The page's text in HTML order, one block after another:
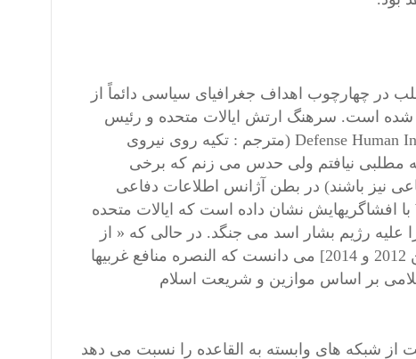
در چهارچوب اهداف جغرافیای سیاسی دائماً از
شده است. سرهنگ ارتش ایالات متحده و رئیس
پیشین آژانس اطلاعات دفاعی انسانی Defense Human Intelligence Service (DHS) (مترجم : تکیه روی نیروی
مطلبی نیافتم ولی حدس می زنم که برخی
نیز باشند) در بطن آژانس اطلاعات دفاعی
Defense Intelligence Agency (DIA) پاتریک لانگ W. Patrick Lang با افشاگریهایش نشان داده است که ایالات متحده
علیه رژیم بشار اسد می جنگد. در حالی که « از
سال 2012، ژنرال فلین Flynn [ رئیس آژانس اطلاعات دفاعی بین 2012 و 2014] می دانست که النصره منافع غربیها
بر اساس موازین و شریعت اسلام
شبکه های وابسته به القاعده را نسبت می دهد